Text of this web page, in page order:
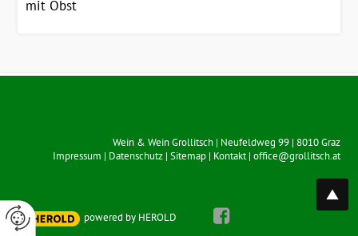
mit Obst
Wein & Wein Grollitsch| Neufeldweg 99| 8010 Graz
Impressum | Datenschutz| Sitemap| Kontakt| office@grollitsch.at
powered by HEROLD